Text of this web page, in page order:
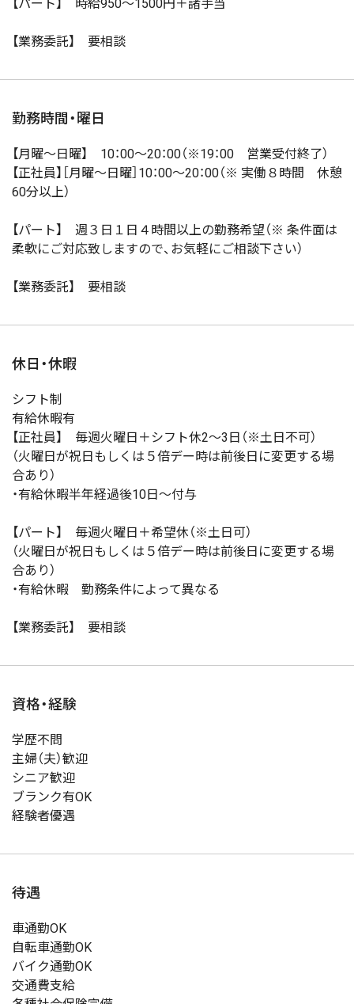
【パート】 時給950～1500円＋諸手当
【業務委託】 要相談
勤務時間・曜日
【月曜～日曜】 10：00～20：00（※19：00 営業受付終了）
【正社員】［月曜～日曜］10：00～20：00（※ 実働８時間 休憩
60分以上）
【パート】 週３日１日４時間以上の勤務希望（※ 条件面は
柔軟にご対応致しますので、お気軽にご相談下さい）
【業務委託】 要相談
休日・休暇
シフト制
有給休暇有
【正社員】 毎週火曜日＋シフト休2～3日（※土日不可）
（火曜日が祝日もしくは５倍デー時は前後日に変更する場
合あり）
・有給休暇半年経過後10日～付与
【パート】 毎週火曜日＋希望休（※土日可）
（火曜日が祝日もしくは５倍デー時は前後日に変更する場
合あり）
・有給休暇 勤務条件によって異なる
【業務委託】 要相談
資格・経験
学歴不問
主婦（夫）歓迎
シニア歓迎
ブランク有OK
経験者優遇
待遇
車通勤OK
自転車通勤OK
バイク通勤OK
交通費支給